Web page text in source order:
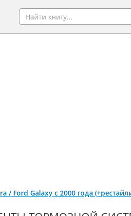
/ Ford Galaxy с 2000 года